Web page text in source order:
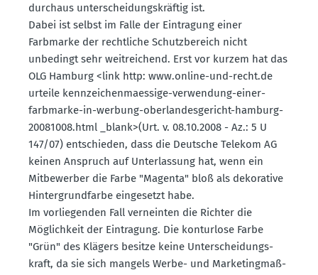
durchaus unter­schei­dungs­kräftig ist.
Dabei ist selbst im Falle der Eintragung einer
Farbmarke der recht­liche Schutz­be­reich nicht
unbedingt sehr weitrei­chend. Erst vor kurzem hat das
OLG Hamburg <link http: www.​online-​und-​recht.​de
urteile kennzei­chen­ma­essige-verwendung-einer-
farbmarke-in-werbung-oberlan­des­ge­richt-hamburg-
20081008.html _blank>(Urt. v. 08.10.2008 - Az.: 5 U
147/07) entschieden, dass die Deutsche Telekom AG
keinen Anspruch auf Unter­lassung hat, wenn ein
Mitbe­werber die Farbe "Magenta" bloß als dekorative
Hinter­grund­farbe einge­setzt habe.
Im vorlie­genden Fall verneinten die Richter die
Möglichkeit der Eintragung. Die konturlose Farbe
"Grün" des Klägers besitze keine Unter­schei­dungs­
kraft, da sie sich mangels Werbe- und Marke­ting­maß­